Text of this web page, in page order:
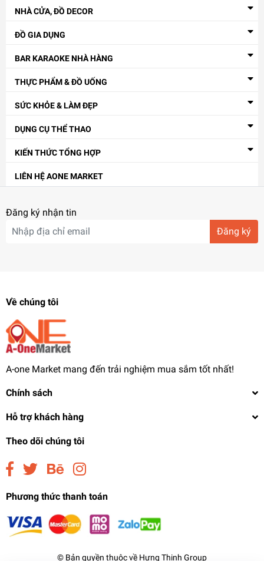
NHÀ CỬA, ĐỒ DECOR
ĐỒ GIA DỤNG
BAR KARAOKE NHÀ HÀNG
THỰC PHẨM & ĐỒ UỐNG
SỨC KHỎE & LÀM ĐẸP
DỤNG CỤ THỂ THAO
KIẾN THỨC TỔNG HỢP
LIÊN HỆ AONE MARKET
Đăng ký nhận tin
Đăng ký
Về chúng tôi
A-one Market mang đến trải nghiệm mua sắm tốt nhất!
Chính sách
Hỗ trợ khách hàng
Theo dõi chúng tôi
Phương thức thanh toán
© Bản quyền thuộc về Hưng Thịnh Group
Biển hiệu đèn led BHL
undefined